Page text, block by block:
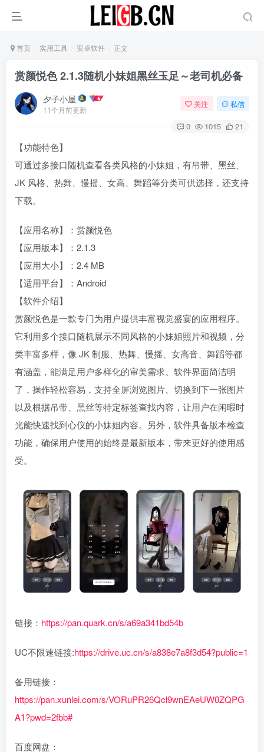
首页 实用工具 安卓软件 正文
赏颜悦色 2.1.3随机小妹姐黑丝玉足～老司机必备
夕子小屋
11个月前更新
关注 私信
0 1015 21
【功能特色】
可通过多接口随机查看各类风格的小妹姐，有吊带、黑丝、
JK 风格、热舞、慢摇、女高、舞蹈等分类可供选择，还支持
下载。
【应用名称】：赏颜悦色
【应用版本】：2.1.3
【应用大小】：2.4 MB
【适用平台】：Android
【软件介绍】
赏颜悦色是一款专门为用户提供丰富视觉盛宴的应用程序。
它利用多个接口随机展示不同风格的小妹姐照片和视频，分
类丰富多样，像 JK 制服、热舞、慢摇、女高音、舞蹈等都
有涵盖，能满足用户多样化的审美需求。软件界面简洁明
了，操作轻松容易，支持全屏浏览图片、切换到下一张图片
以及根据吊带、黑丝等特定标签查找内容，让用户在闲暇时
光能快速找到心仪的小妹姐内容。另外，软件具备版本检查
功能，确保用户使用的始终是最新版本，带来更好的使用感
受。
链接： https://pan.quark.cn/s/a69a341bd54b
UC不限速链接:https://drive.uc.cn/s/a838e7a8f3d54?public=1
备用链接：
https://pan.xunlei.com/s/VORuPR26Qcl9wnEAeUW0ZQPG
A1?pwd=2fbb#
百度网盘：